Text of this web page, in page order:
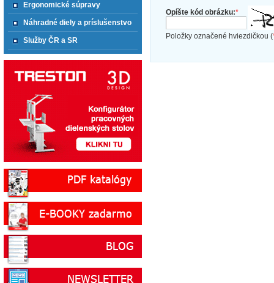
Opíšte kód obrázku:*
Položky označené hviezdičkou (
Ergonomické súpravy
Náhradné diely a príslušenstvo
Služby ČR a SR